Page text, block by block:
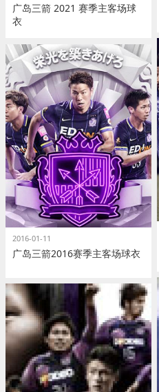
广岛三箭 2021 赛季主客场球
衣
2016-01-11
广岛三箭2016赛季主客场球衣